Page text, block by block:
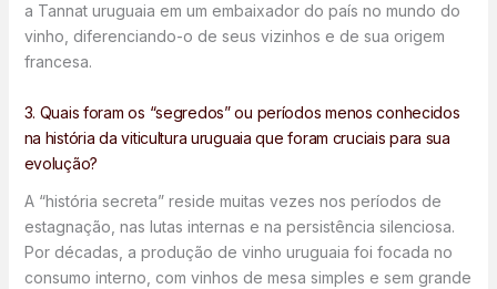
a Tannat uruguaia em um embaixador do país no mundo do
vinho, diferenciando-o de seus vizinhos e de sua origem
francesa.
3. Quais foram os “segredos” ou períodos menos conhecidos
na história da viticultura uruguaia que foram cruciais para sua
evolução?
A “história secreta” reside muitas vezes nos períodos de
estagnação, nas lutas internas e na persistência silenciosa.
Por décadas, a produção de vinho uruguaia foi focada no
consumo interno, com vinhos de mesa simples e sem grande